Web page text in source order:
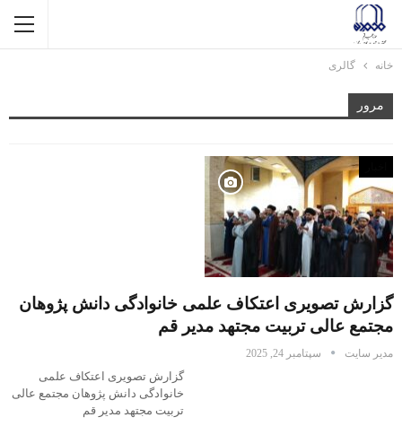
خانه گالری
مرور
گزارش تصویری اعتکاف علمی خانوادگی دانش پژوهان
مجتمع عالی تربیت مجتهد مدیر قم
مدیر سایت سپتامبر 24, 2025
گزارش تصویری اعتکاف علمی
خانوادگی دانش پژوهان مجتمع عالی
تربیت مجتهد مدیر قم